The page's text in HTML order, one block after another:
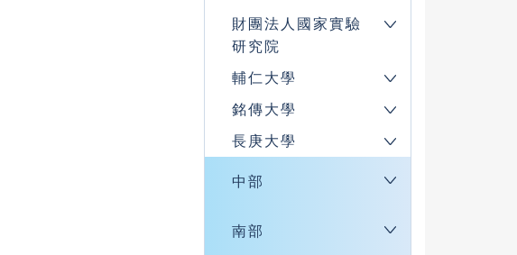
財團法人國家實驗
研究院
輔仁大學
銘傳大學
長庚大學
中部
南部